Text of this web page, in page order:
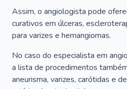
Assim, o angiologista pode
curativos em úlceras,
para varizes e hemangiomas.
No caso do especialista em
a lista de procedimentos
aneurisma, varizes, carótidas e